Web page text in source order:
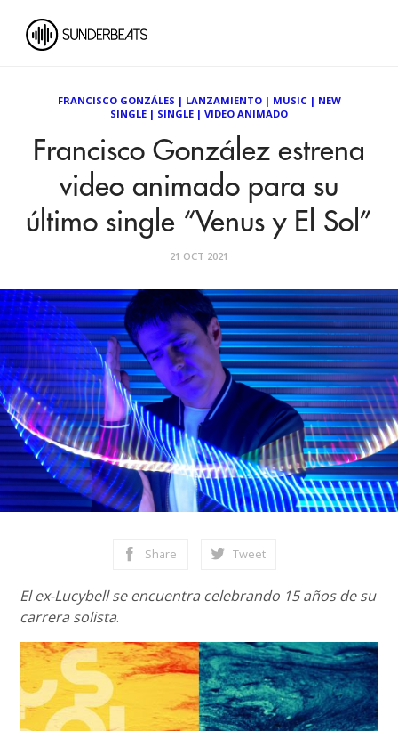
FRANCISCO GONZÁLES | LANZAMIENTO| MUSIC| NEW
SINGLE | SINGLE | VIDEO ANIMADO
Francisco González estrena
video animado para su
último single “Venus y El Sol”
21 OCT 2021
Share Tweet
El ex-Lucybell se encuentra celebrando 15 años de su
carrera solista.